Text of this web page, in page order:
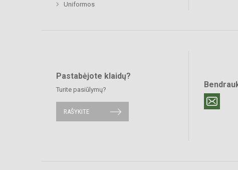
Uniformos
Pastabėjote klaidų?
Turite pasiūlymų?
RAŠYKITE